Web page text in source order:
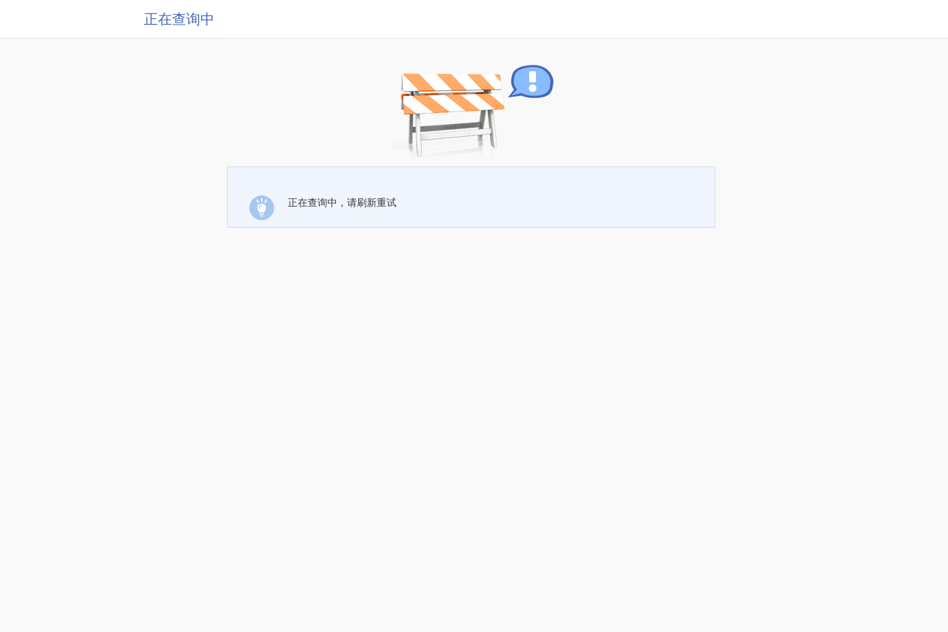
正在查询中
正在查询中，请刷新重试